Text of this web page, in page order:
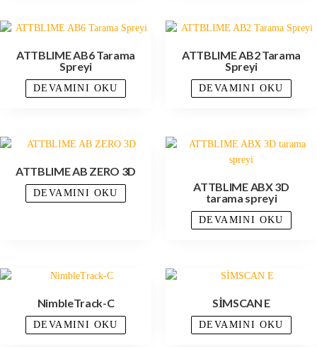
ATTBLIME AB6 Tarama
Spreyi
DEVAMINI OKU
ATTBLIME AB2 Tarama
Spreyi
DEVAMINI OKU
ATTBLIME AB ZERO 3D
DEVAMINI OKU
ATTBLIME ABX 3D
tarama spreyi
DEVAMINI OKU
NimbleTrack-C
DEVAMINI OKU
SİMSCAN E
DEVAMINI OKU